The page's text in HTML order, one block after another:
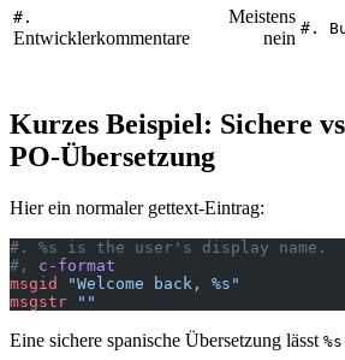
#.
Entwicklerkommentare
Meistens
nein #.
Kurzes Beispiel: Sichere
PO-Übersetzung
Hier ein normaler gettext-Eintrag:
#. %s is the user's display name.
#, c-format
msgid
"Welcome back, %s"
msgstr ""
Eine sichere spanische Übersetzung lässt %s